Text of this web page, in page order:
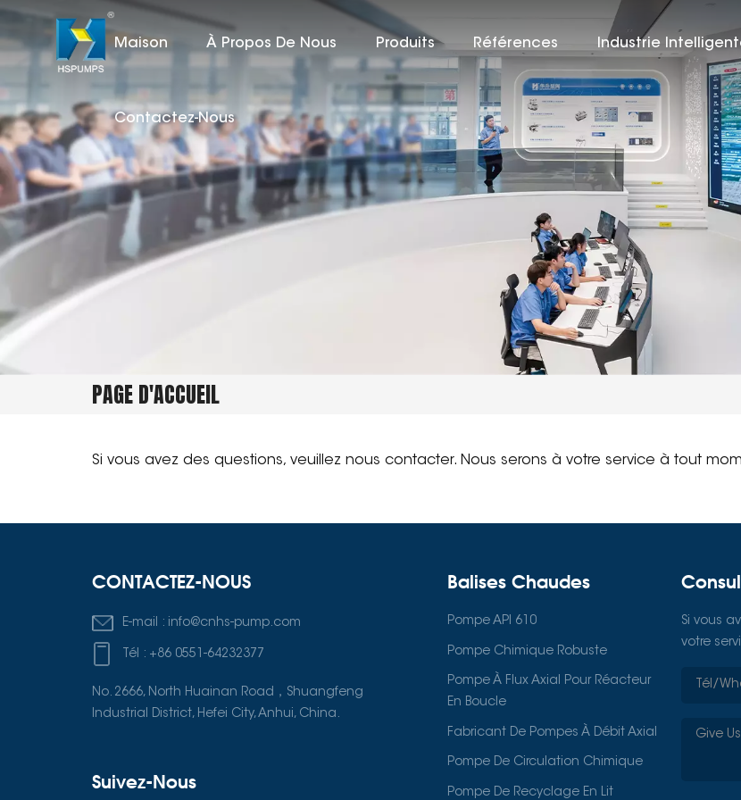
Maison À Propos De Nous Produits Références Industrie
Contactez-Nous
PAGE D'ACCUEIL
Si vous avez des questions, veuillez nous contacter. Nous serons à votre service à tout
CONTACTEZ-NOUS
E-mail : info@cnhs-pump.com
Tél : +86 0551-64232377
No. 2666, North Huainan Road，Shuangfeng
Industrial District, Hefei City, Anhui, China.
Suivez-Nous
Balises Chaudes
Pompe API 610
Pompe Chimique Robuste
Pompe À Flux Axial Pour Réacteur
En Boucle
Fabricant De Pompes À Débit Axial
Pompe De Circulation Chimique
Pompe De Recyclage En Lit
Si vous
votre